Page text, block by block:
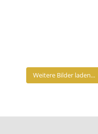
Weitere Bilder laden...